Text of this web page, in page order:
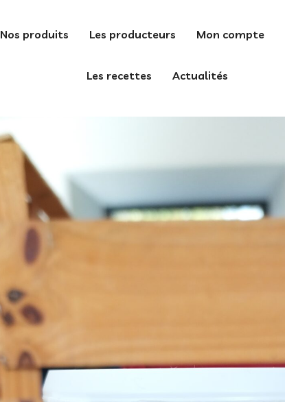
Nos produits Les producteurs Mon compte
Les recettes Actualités